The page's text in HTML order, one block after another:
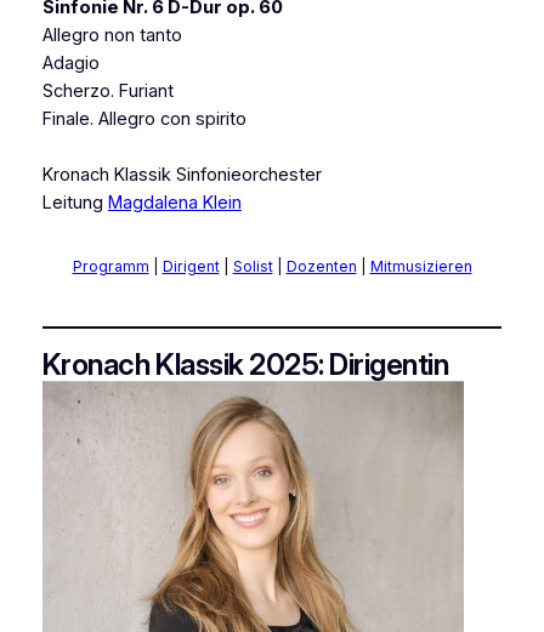
Sinfonie Nr. 6 D-Dur op. 60
Allegro non tanto
Adagio
Scherzo. Furiant
Finale. Allegro con spirito
Kronach Klassik Sinfonieorchester
Leitung Magdalena Klein
Programm Dirigent| Solist| Dozenten Mitmusizieren
Kronach Klassik 2025: Dirigentin